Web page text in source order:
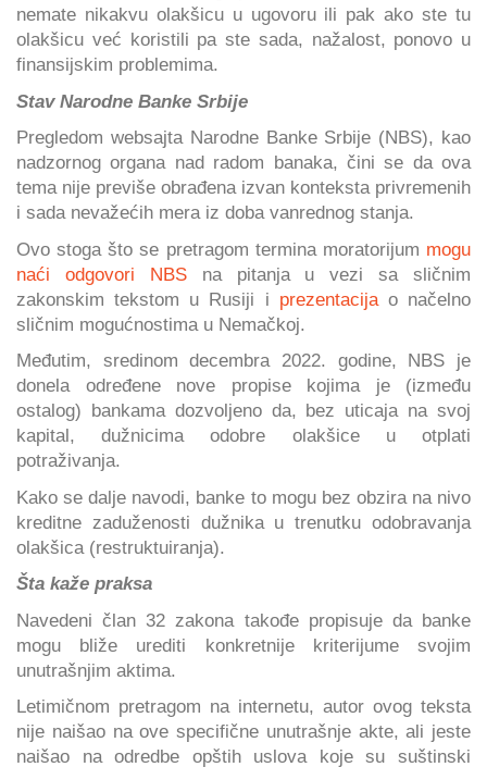
nemate nikakvu olakšicu u ugovoru ili pak ako ste tu
olakšicu već koristili pa ste sada, nažalost, ponovo u
finansijskim problemima.
Stav Narodne Banke Srbije
Pregledom websajta Narodne Banke Srbije (NBS), kao
nadzornog organa nad radom banaka, čini se da ova
tema nije previše obrađena izvan konteksta privremenih
i sada nevažećih mera iz doba vanrednog stanja.
Ovo stoga što se pretragom termina moratorijum mogu
naći odgovori NBSna pitanja u vezi sa sličnim
zakonskim tekstom u Rusiji i prezentacijao načelno
sličnim mogućnostima u Nemačkoj.
Međutim, sredinom decembra 2022. godine, NBS je
donela određene nove propise kojima je (između
ostalog) bankama dozvoljeno da, bez uticaja na svoj
kapital, dužnicima odobre olakšice u otplati
potraživanja.
Kako se dalje navodi, banke to mogu bez obzira na nivo
kreditne zaduženosti dužnika u trenutku odobravanja
olakšica (restruktuiranja).
Šta kaže praksa
Navedeni član 32 zakona takođe propisuje da banke
mogu bliže urediti konkretnije kriterijume svojim
unutrašnjim aktima.
Letimičnom pretragom na internetu, autor ovog teksta
nije naišao na ove specifične unutrašnje akte, ali jeste
naišao na odredbe opštih uslova koje su suštinski